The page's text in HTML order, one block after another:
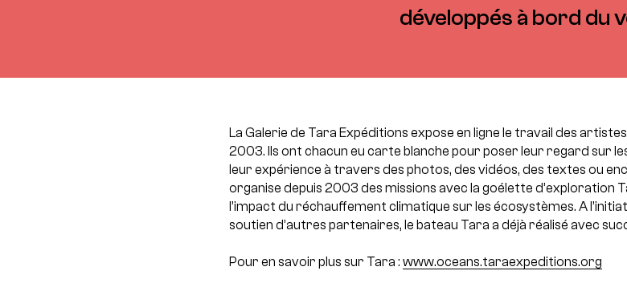
développés à bord du
La Galerie de Tara Expéditions expose en ligne le travail des
2003. Ils ont chacun eu carte blanche pour poser leur regard sur
leur expérience à travers des photos, des vidéos, des textes ou
organise depuis 2003 des missions avec la goélette d’exploration
l’impact du réchauffement climatique sur les écosystèmes. A
soutien d’autres partenaires, le bateau Tara a déjà réalisé avec
Pour en savoir plus sur Tara : www.oceans.taraexpeditions.org